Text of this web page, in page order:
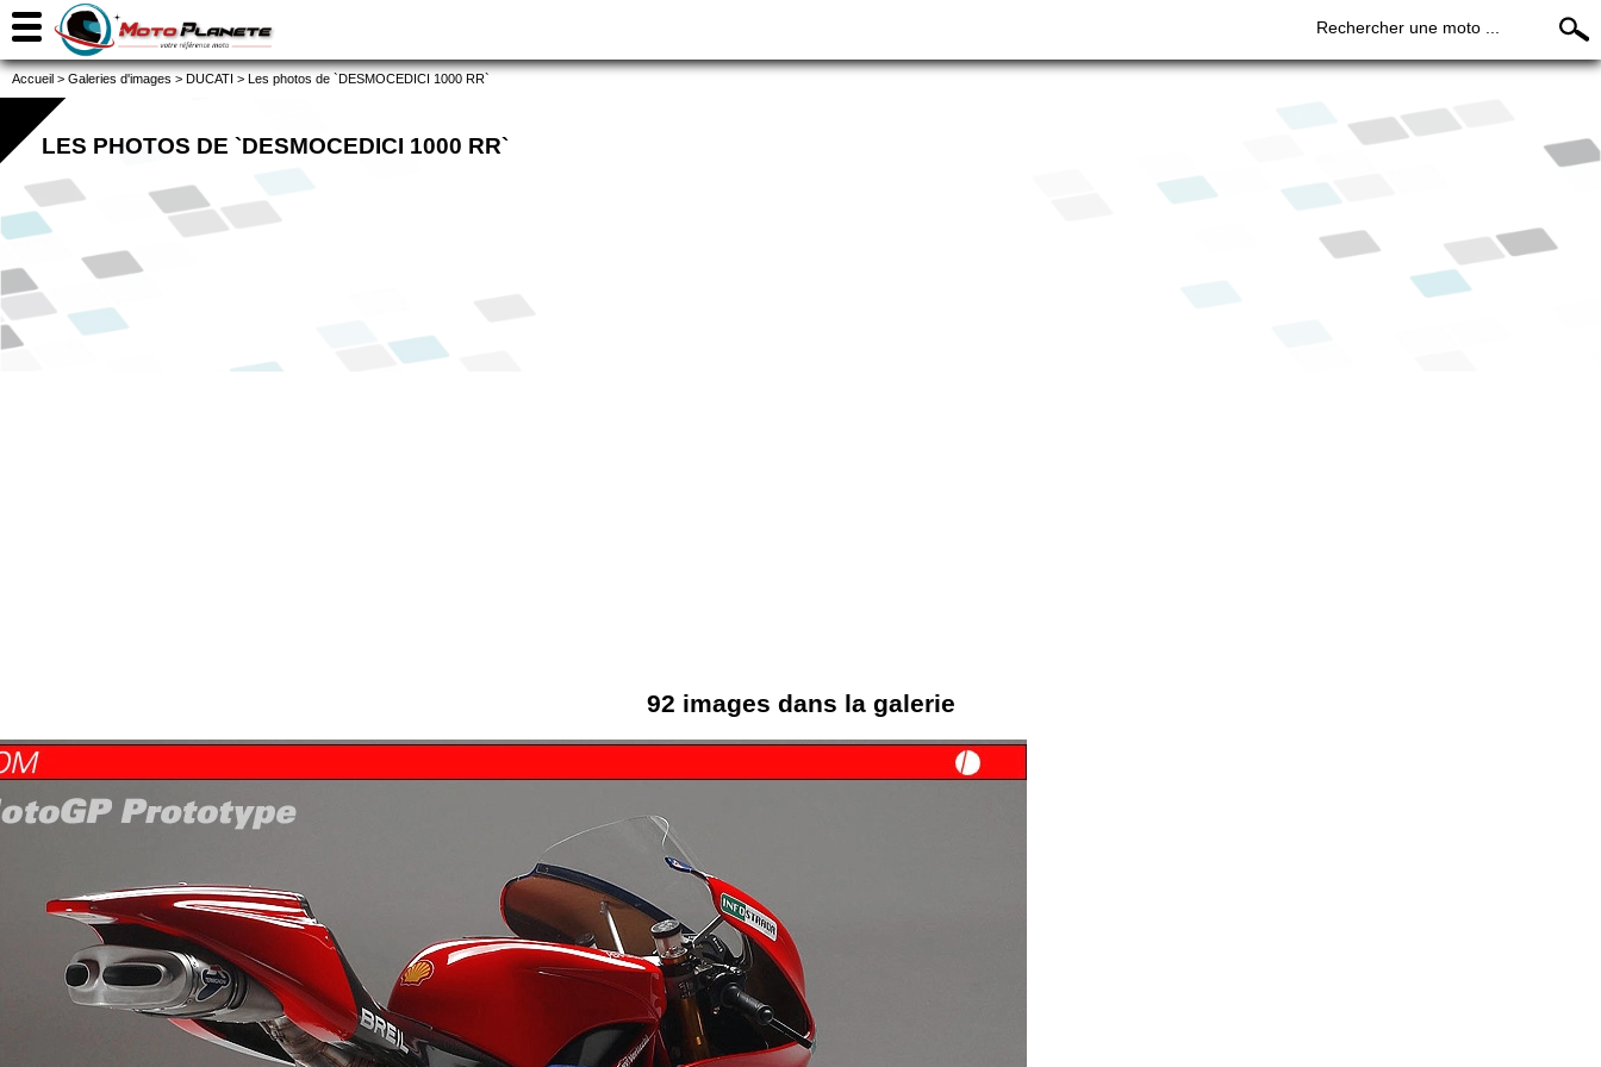
Rechercher une moto ...
Accueil > Galeries d'images > DUCATI > Les photos de `DESMOCEDICI 1000 RR`
LES PHOTOS DE `DESMOCEDICI 1000 RR`
92 images dans la galerie